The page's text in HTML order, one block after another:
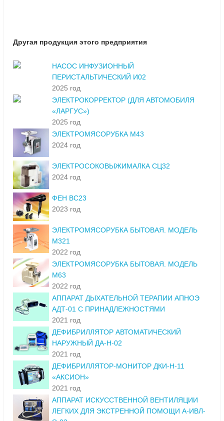
Другая продукция этого предприятия
НАСОС ИНФУЗИОННЫЙ
ПЕРИСТАЛЬТИЧЕСКИЙ И02
2025 год
ЭЛЕКТРОКОРРЕКТОР (ДЛЯ АВТОМОБИЛЯ
«ЛАРГУС»)
2025 год
ЭЛЕКТРОМЯСОРУБКА М43
2024 год
ЭЛЕКТРОСОКОВЫЖИМАЛКА СЦ32
2024 год
ФЕН ВС23
2023 год
ЭЛЕКТРОМЯСОРУБКА БЫТОВАЯ. МОДЕЛЬ
М321
2022 год
ЭЛЕКТРОМЯСОРУБКА БЫТОВАЯ. МОДЕЛЬ
М63
2022 год
АППАРАТ ДЫХАТЕЛЬНОЙ ТЕРАПИИ АПНОЭ
АДТ-01 С ПРИНАДЛЕЖНОСТЯМИ
2021 год
ДЕФИБРИЛЛЯТОР АВТОМАТИЧЕСКИЙ
НАРУЖНЫЙ ДА-Н-02
2021 год
ДЕФИБРИЛЛЯТОР-МОНИТОР ДКИ-Н-11
«АКСИОН»
2021 год
АППАРАТ ИСКУССТВЕННОЙ ВЕНТИЛЯЦИИ
ЛЕГКИХ ДЛЯ ЭКСТРЕННОЙ ПОМОЩИ А-ИВЛ-